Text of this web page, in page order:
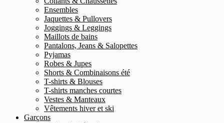
Ensembles
Jaquettes & Pullovers
Joggings & Leggings
Maillots de bains
Pantalons, Jeans & Salopettes
Pyjamas
Robes & Jupes
Shorts & Combinaisons été
T-shirts & Blouses
T-shirts manches courtes
Vestes & Manteaux
Vêtements hiver et ski
Garçons